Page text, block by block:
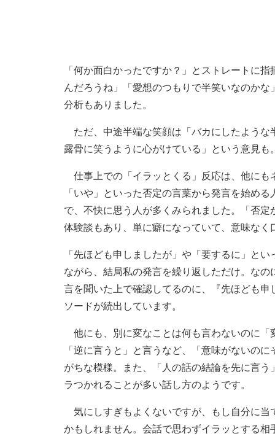
「何か面白かったですか？」とストレートに
んだろうね」「愛想のつもりで半笑いなのか
分析もありました。
ただ、中途半端な笑顔は「バカにしたような
露骨に笑うように心がけている」という意見も。
仕事上での「イラッとくる」反応は、他にも
「いや」といった否定の言葉から発言を始め
で、不快に思う人が多くみられました。「否
体験談もあり、単に癖になっていて、意味なく
「先ほども申しましたが」や「要するに」と
ながら、結局私の発言を繰り返しただけ。な
言を聞いた上で確認してるのに、『先ほども
ソードが続出しています。
他にも、別に変なことは何も言わないのに「
「逆に言うと」と言うなど、「意味がないの
がちな模様。また、「人の話の結論を先に言
ラつかれることが多い話し方のようです。
気にしすぎもよくないですが、もし自分に当
かもしれません。会話で思わずイラッとする相